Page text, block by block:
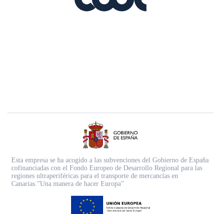
Esta empresa se ha acogido a las subvenciones del Gobierno de España
cofinanciadas con el Fondo Europeo de Desarrollo Regional para las
regiones ultraperiféricas para el transporte de mercancías en
Canarias.”Una manera de hacer Europa”